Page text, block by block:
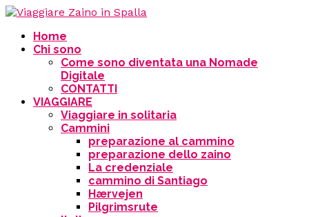
Home
Chi sono
Come sono diventata una Nomade
Digitale
CONTATTI
VIAGGIARE
Viaggiare in solitaria
Cammini
preparazione al cammino
preparazione dello zaino
La credenziale
cammino di Santiago
Hærvejen
Pilgrimsrute